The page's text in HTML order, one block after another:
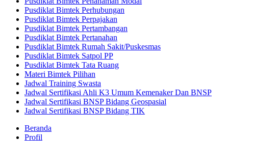
Pusdiklat Bimtek Perhubungan
Pusdiklat Bimtek Perpajakan
Pusdiklat Bimtek Pertambangan
Pusdiklat Bimtek Pertanahan
Pusdiklat Bimtek Rumah Sakit/Puskesmas
Pusdiklat Bimtek Satpol PP
Pusdiklat Bimtek Tata Ruang
Materi Bimtek Pilihan
Jadwal Training Swasta
Jadwal Sertifikasi Ahli K3 Umum Kemenaker Dan BNSP
Jadwal Sertifikasi BNSP Bidang Geospasial
Jadwal Sertifikasi BNSP Bidang TIK
Beranda
Profil